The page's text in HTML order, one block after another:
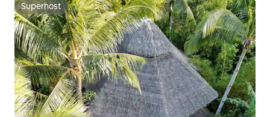
Superhost
Superhost